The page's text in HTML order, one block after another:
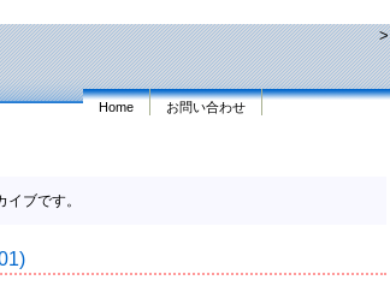
>
Home お問い合わせ
ブです。